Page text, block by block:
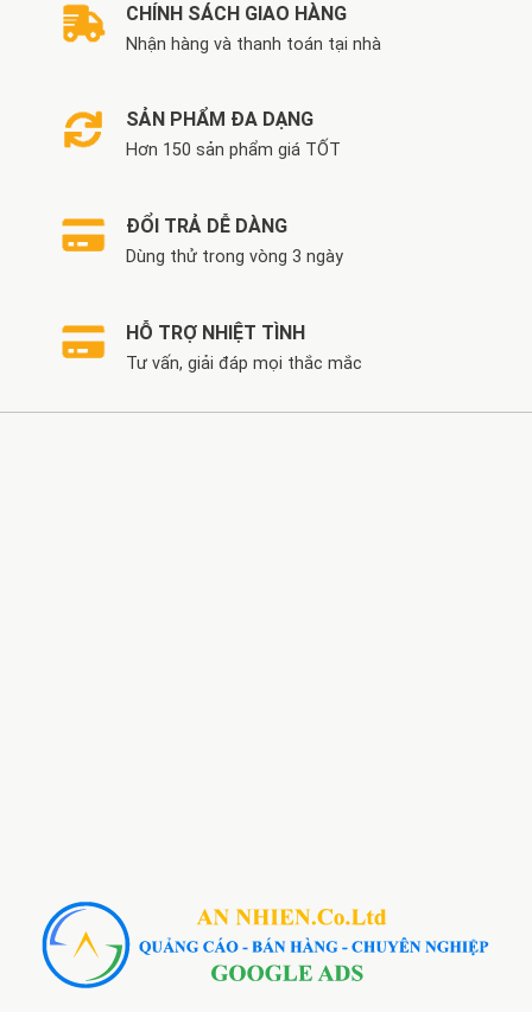
CHÍNH SÁCH GIAO HÀNG
Nhận hàng và thanh toán tại nhà
SẢN PHẨM ĐA DẠNG
Hơn 150 sản phẩm giá TỐT
ĐỔI TRẢ DỄ DÀNG
Dùng thử trong vòng 3 ngày
HỖ TRỢ NHIỆT TÌNH
Tư vấn, giải đáp mọi thắc mắc